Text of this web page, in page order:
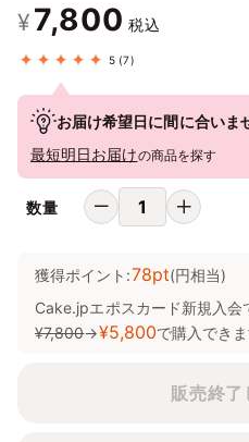
¥ 7,800 税込
5 (7)
お届け希望日に間に合いま
最短明日お届けの商品を探す
数量
獲得ポイント:78pt(円相当)
Cake.jpエポスカード新規入会
¥7,800→¥5,800で購入でき
販売終了